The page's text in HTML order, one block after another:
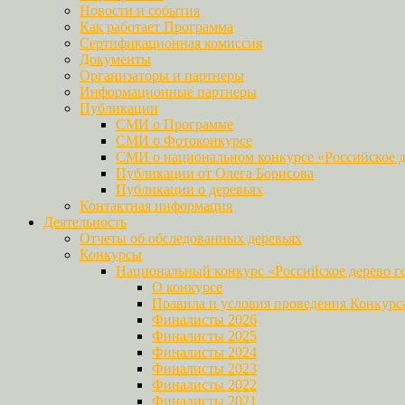
Новости и события
Как работает Программа
Сертификационная комиссия
Документы
Организаторы и партнеры
Информационные партнеры
Публикации
СМИ о Программе
СМИ о Фотоконкурсе
СМИ о национальном конкурсе «Российское
Публикации от Олега Борисова
Публикации о деревьях
Контактная информация
Деятельность
Отчеты об обследованных деревьях
Конкурсы
Национальный конкурс «Российское дерево
О конкурсе
Правила и условия проведения
Финалисты 2026
Финалисты 2025
Финалисты 2024
Финалисты 2023
Финалисты 2022
Финалисты 2021